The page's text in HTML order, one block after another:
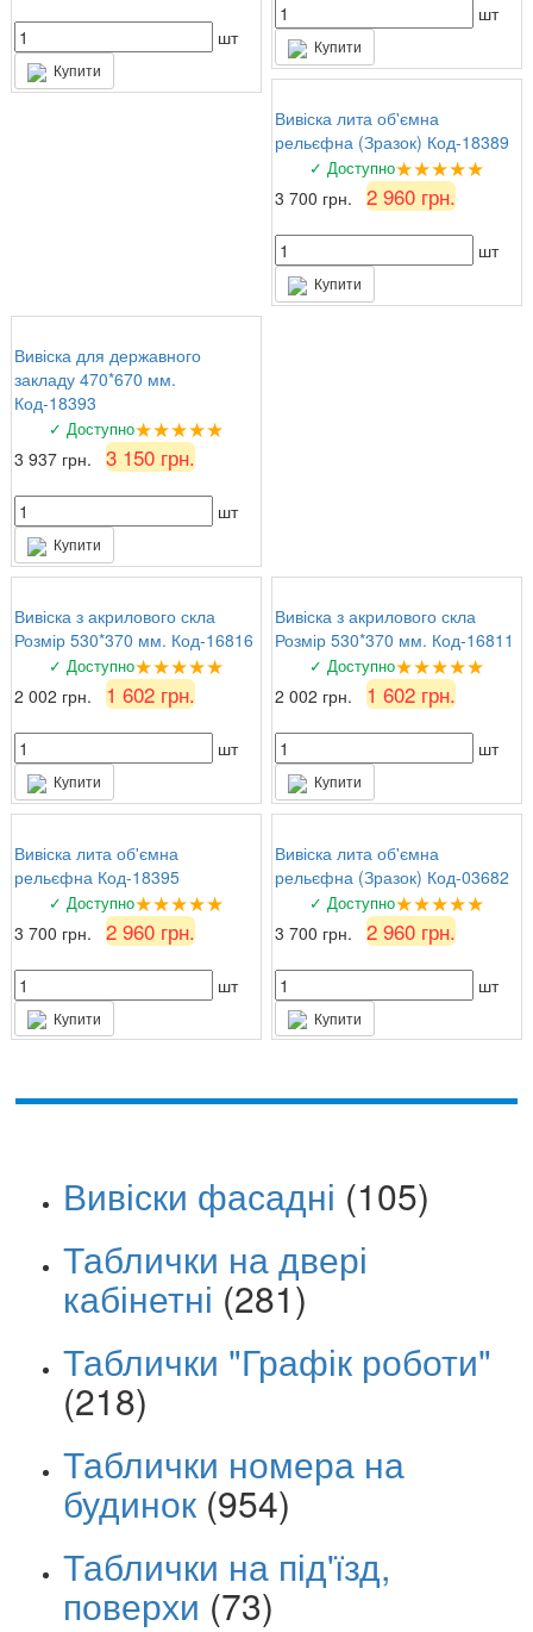
шт
Купити
шт
Купити
Вивіска лита об'ємна
рельєфна (Зразок) Код-18389
✓ Доступно★★★★★
3 700 грн. 2 960 грн.
шт
Купити
Вивіска для державного
закладу 470*670 мм.
Код-18393
✓ Доступно★★★★★
3 937 грн. 3 150 грн.
шт
Купити
Вивіска з акрилового скла
Розмір 530*370 мм. Код-16816
✓ Доступно★★★★★
2 002 грн. 1 602 грн.
шт
Купити
Вивіска з акрилового скла
Розмір 530*370 мм. Код-16811
✓ Доступно★★★★★
2 002 грн. 1 602 грн.
шт
Купити
Вивіска лита об'ємна
рельєфна Код-18395
✓ Доступно★★★★★
3 700 грн. 2 960 грн.
шт
Купити
Вивіска лита об'ємна
рельєфна (Зразок) Код-03682
✓ Доступно★★★★★
3 700 грн. 2 960 грн.
шт
Купити
Вивіски фасадні (105)
Таблички на двері
кабінетні (281)
Таблички "Графік роботи"
(218)
Таблички номера на
будинок (954)
Таблички на під'їзд,
поверхи (73)